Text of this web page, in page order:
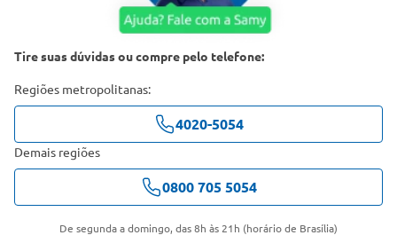
Tire suas dúvidas ou compre pelo telefone:
Regiões metropolitanas:
4020-5054
Demais regiões
0800 705 5054
De segunda a domingo, das 8h às 21h (horário de Brasília)